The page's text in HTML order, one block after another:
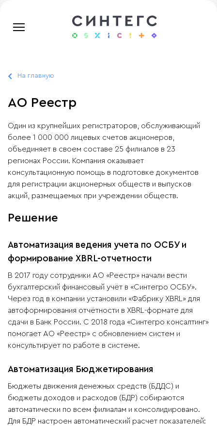
На главную
АО Реестр
Один из крупнейших регистраторов, обслуживающий
более 1 000 000 лицевых счетов акционеров,
объединяет в своем составе 25 филиалов в 23
регионах России. Компания оказывает
консультационную помощь в подготовке документов
для регистрации акционерных обществ и выпусков
акций, размещаемых при учреждении обществ.
Решение
Автоматизация ведения учета по ОСБУ и
формирование XBRL-отчетности
В 2017 году сотрудники АО «Реестр» начали вести
бухгалтерский финансовый учёт в «Синтегро ОСБУ».
Через год в компании установили «Фабрику XBRL» для
автоформирования отчётности в XBRL-формате для
сдачи в Банк России. С 2018 года «Синтегро консалтинг»
помогает АО «Реестр» с обновлением систем и
консультирует по работе в системе.
Автоматизация Бюджетирования
Бюджеты движения денежных средств (БДДС) и
бюджеты доходов и расходов (БДР) собираются
автоматически по всем филиалам и консолидировано.
Для БДР настроен автоматический расчет показателей: